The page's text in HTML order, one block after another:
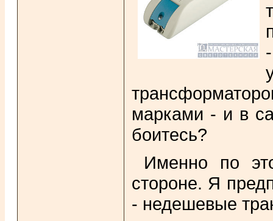
марками - и в
боитесь?
Именно по
стороне. Я
- недешевые